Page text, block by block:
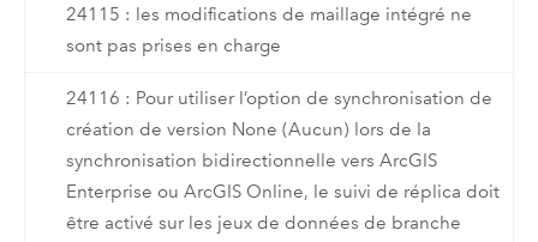
24115 : les modifications de maillage intégré ne
sont pas prises en charge
24116 : Pour utiliser l’option de synchronisation de
création de version None (Aucun) lors de la
synchronisation bidirectionnelle vers ArcGIS
Enterprise ou ArcGIS Online, le suivi de réplica doit
être activé sur les jeux de données de branche